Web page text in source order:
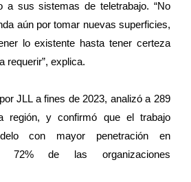
a sus sistemas de teletrabajo. “No
aún por tomar nuevas superficies,
lo existente hasta tener certeza
requerir”, explica.
JLL a fines de 2023, analizó a 289
región, y confirmó que el trabajo
con mayor penetración en
72% de las organizaciones